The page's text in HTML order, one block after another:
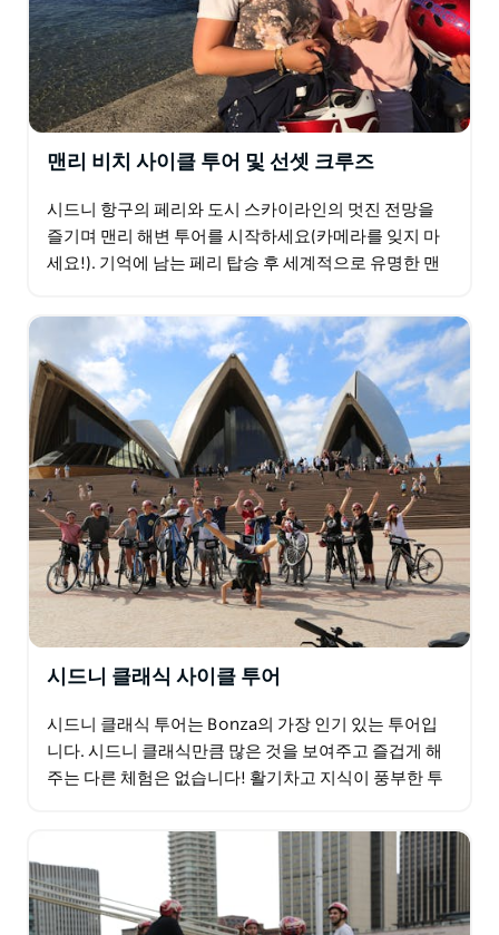
있습니다.
맨리 비치 사이클 투어 및 선셋 크루즈
시드니 항구의 페리와 도시 스카이라인의 멋진 전망을
즐기며 맨리 해변 투어를 시작하세요(카메라를 잊지 마
세요!). 기억에 남는 페리 탑승 후 세계적으로 유명한 맨
시드니 클래식 사이클 투어
시드니 클래식 투어는 Bonza의 가장 인기 있는 투어입
니다. 시드니 클래식만큼 많은 것을 보여주고 즐겁게 해
주는 다른 체험은 없습니다! 활기차고 지식이 풍부한 투